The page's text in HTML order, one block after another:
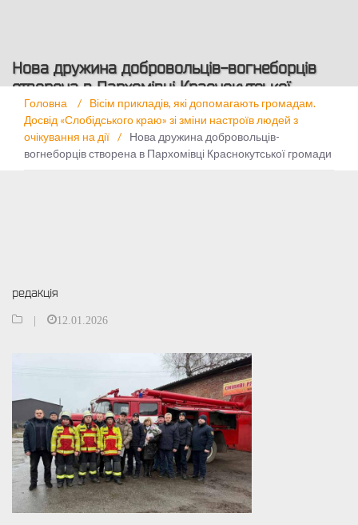
Нова дружина добровольців-вогнеборців
створена в Пархомівці Краснокутської
громади
Головна /
Вісім прикладів, які допомагають громадам.
Досвід «Слобідського краю» зі зміни настроїв людей з
очікування на дії /
Нова дружина добровольців-
вогнеборців створена в Пархомівці Краснокутської громади
редакція
12.01.2026